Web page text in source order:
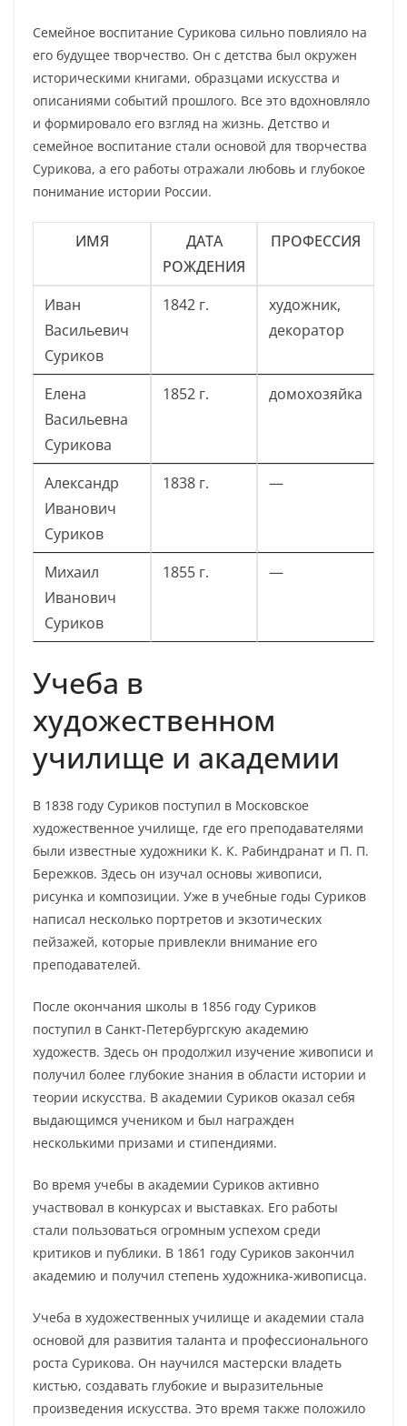
Семейное воспитание Сурикова сильно повлияло на
его будущее творчество. Он с детства был окружен
историческими книгами, образцами искусства и
описаниями событий прошлого. Все это вдохновляло
и формировало его взгляд на жизнь. Детство и
семейное воспитание стали основой для творчества
Сурикова, а его работы отражали любовь и глубокое
понимание истории России.
ИМЯ
ДАТА
РОЖДЕНИЯ
ПРОФЕССИЯ
Иван
Васильевич
Суриков
1842 г.
художник,
декоратор
Елена
Васильевна
Сурикова
1852 г. домохозяйка
Александр
Иванович
Суриков
1838 г. —
Михаил
Иванович
Суриков
1855 г. —
Учеба в
художественном
училище и академии
В 1838 году Суриков поступил в Московское
художественное училище, где его преподавателями
были известные художники К. К. Рабиндранат и П. П.
Бережков. Здесь он изучал основы живописи,
рисунка и композиции. Уже в учебные годы Суриков
написал несколько портретов и экзотических
пейзажей, которые привлекли внимание его
преподавателей.
После окончания школы в 1856 году Суриков
поступил в Санкт-Петербургскую академию
художеств. Здесь он продолжил изучение живописи и
получил более глубокие знания в области истории и
теории искусства. В академии Суриков оказал себя
выдающимся учеником и был награжден
несколькими призами и стипендиями.
Во время учебы в академии Суриков активно
участвовал в конкурсах и выставках. Его работы
стали пользоваться огромным успехом среди
критиков и публики. В 1861 году Суриков закончил
академию и получил степень художника-живописца.
Учеба в художественных училище и академии стала
основой для развития таланта и профессионального
роста Сурикова. Он научился мастерски владеть
кистью, создавать глубокие и выразительные
произведения искусства. Это время также положило